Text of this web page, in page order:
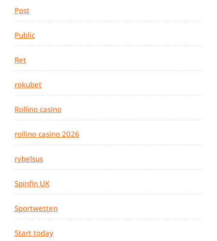
Post
Public
Ret
rokubet
Rollino casino
rollino casino 2026
rybelsus
Spinfin UK
Sportwetten
Start today